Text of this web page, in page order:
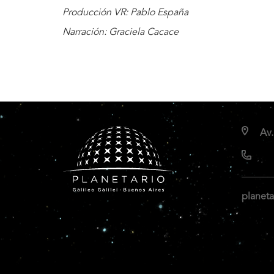
Producción VR: Pablo España
Narración: Graciela Cacace